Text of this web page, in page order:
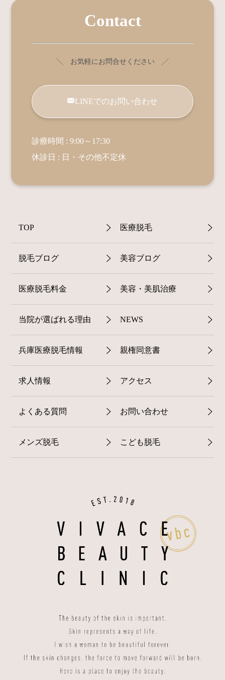
TOP 医療脱毛
脱毛ブログ 美容ブログ
医療脱毛料金 美容・美肌治療
当院が選ばれる理由 NEWS
兵庫医療脱毛情報 親権同意書
求人情報 アクセス
よくある質問 お問い合わせ
メンズ脱毛 こども脱毛
Contact
╲ お気軽にお問合せください ╱
LINEでのお問い合わせ
診療時間 : 9:00～17:30
休診日 : 日・その他不定休